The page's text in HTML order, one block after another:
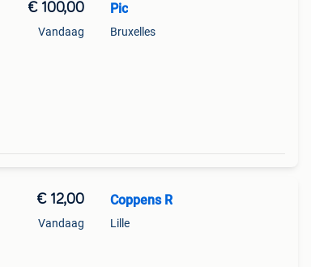
€ 100,00
Vandaag
Pic
Bruxelles
€ 12,00
Vandaag
Coppens R
Lille